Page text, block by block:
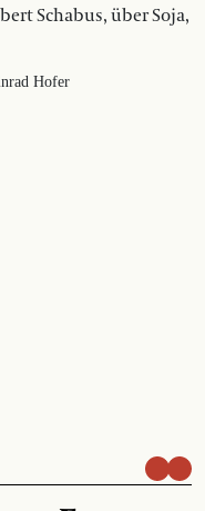
Schabus, über Soja,
Hofer